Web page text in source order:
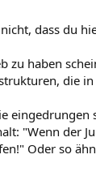
dass du
zu haben
die in
eingedrungen
"Wenn der
Oder so